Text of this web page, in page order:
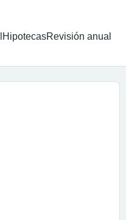
HipotecasRevisión anual